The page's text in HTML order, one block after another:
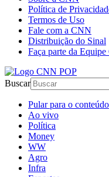
Política de
Termos de Uso
Fale com a CNN
Distribuição do Sinal
Faça parte da
Buscar
Pular para o conteúdo
Ao vivo
Política
Money
WW
Agro
Infra